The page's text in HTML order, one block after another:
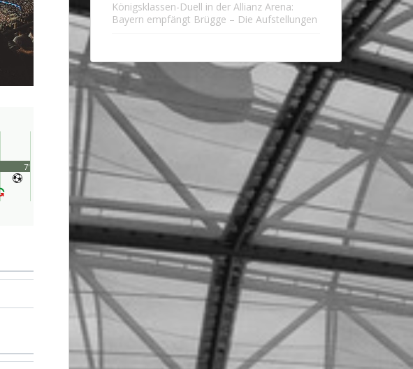
7'
Königsklassen-Duell in der Allianz Arena:
Bayern empfängt Brügge – Die Aufstellungen